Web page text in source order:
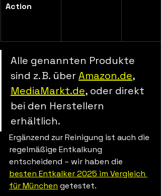
Action
Alle genannten Produkte
sind z. B. über Amazon.de,
MediaMarkt.de, oder direkt
bei den Herstellern
erhältlich.
Ergänzend zur Reinigung ist auch die
regelmäßige Entkalkung
entscheidend – wir haben die
besten Entkalker 2025 im Vergleich
für München getestet.